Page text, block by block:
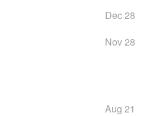
Dec 28
Nov 28
Aug 21